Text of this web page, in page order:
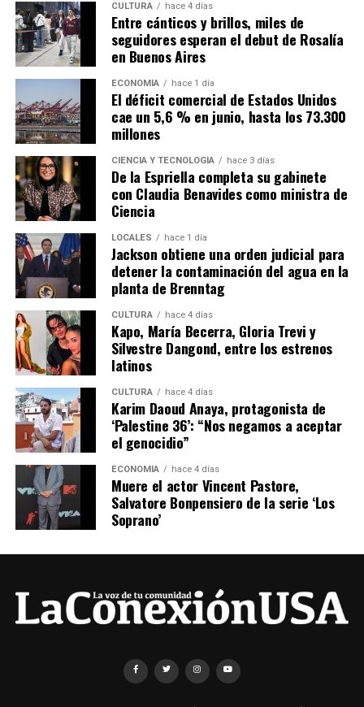
CULTURA hace 4 días
Entre cánticos y brillos, miles de
seguidores esperan el debut de Rosalía
en Buenos Aires
ECONOMÍA hace 1 día
El déficit comercial de Estados Unidos
cae un 5,6 % en junio, hasta los 73.300
millones
CIENCIA Y TECNOLOGÍA hace 3 días
De la Espriella completa su gabinete
con Claudia Benavides como ministra de
Ciencia
LOCALES hace 1 día
Jackson obtiene una orden judicial para
detener la contaminación del agua en la
planta de Brenntag
CULTURA hace 4 días
Kapo, María Becerra, Gloria Trevi y
Silvestre Dangond, entre los estrenos
latinos
CULTURA hace 4 días
Karim Daoud Anaya, protagonista de
‘Palestine 36’: “Nos negamos a aceptar
el genocidio”
ECONOMÍA hace 4 días
Muere el actor Vincent Pastore,
Salvatore Bonpensiero de la serie ‘Los
Soprano’